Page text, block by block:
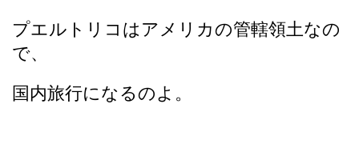
プエルトリコはアメリカの管轄領土なの
で、
国内旅行になるのよ。